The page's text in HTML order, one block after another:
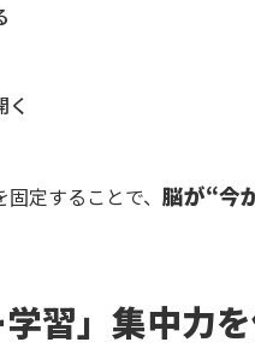
く
定することで、 脳が“今
習」集中力